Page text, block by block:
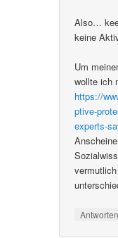
Also…
keine
Um
wollte ich
https://
ptive-
experts-
Antworten